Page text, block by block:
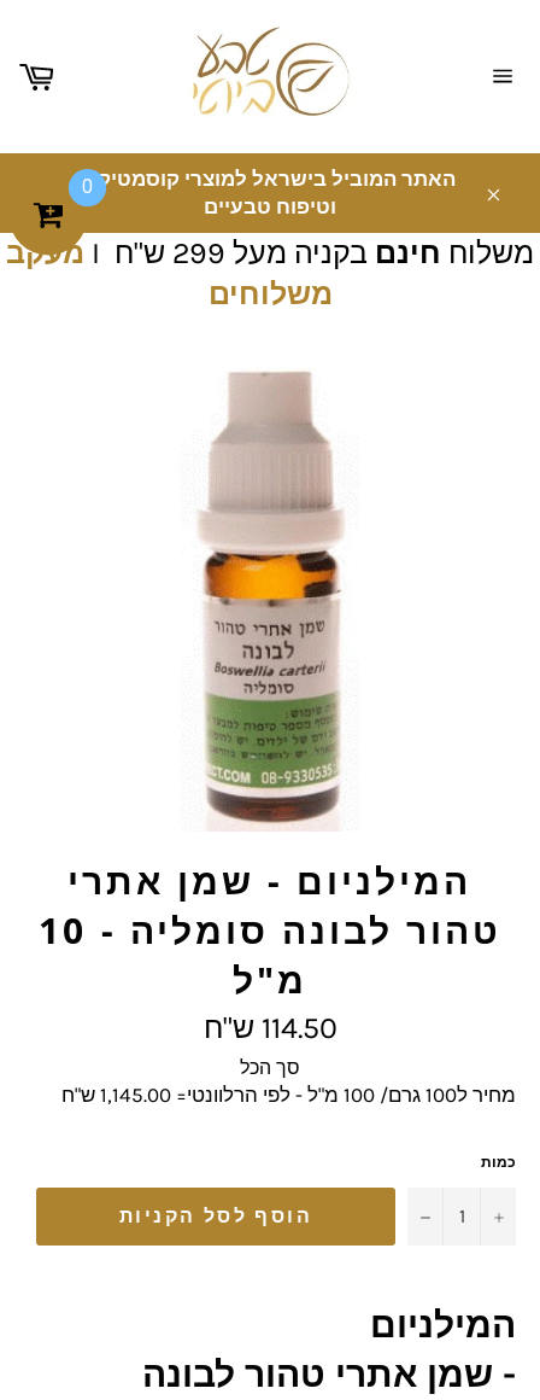
האתר המוביל בישראל למוצרי קוסמטיקה
וטיפוח טבעיים
משלוח חינם בקניה מעל 299 ש"ח I
מעקב
משלוחים
המילניום - שמן אתרי
טהור לבונה סומליה - 10
מ"ל
מחיר
מלא
114.50 ש"ח
סך הכל
מחיר ל100 גרם/ 100 מ"ל - לפי הרלוונטי= 1,145.00 ש"ח
כמות
− + הוסף לסל הקניות
המילניום
- שמן אתרי טהור לבונה
0